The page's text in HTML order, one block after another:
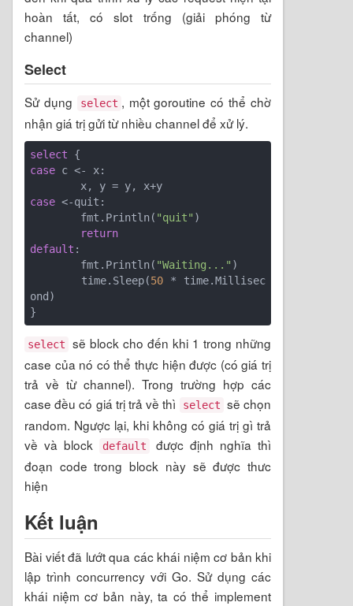
hoàn tất, có slot trống (giải phóng từ
channel)
Select
Sử dụng select , một goroutine có thể chờ
nhận giá trị gửi từ nhiều channel để xử lý.
select
case c <- x:
case <-quit:
	fmt.Println(
"quit" )
return
default :
	fmt.Println(
"Waiting..." )
	time.Sleep(
50 * time.Millisec
ond)
select
sẽ block cho đến khi 1 trong những
case của nó có thể thực hiện được (có giá trị
trả về từ channel). Trong trường hợp các
case đều có giá trị trả về thì
select sẽ chọn
random. Ngược lại, khi không có giá trị gì trả
về và block
default
được định nghĩa thì
đoạn code trong block này sẽ được thưc
hiện
Kết luận
Bài viết đã lướt qua các khái niệm cơ bản khi
lập trình concurrency với Go. Sử dụng các
khái niệm cơ bản này, ta có thể implement